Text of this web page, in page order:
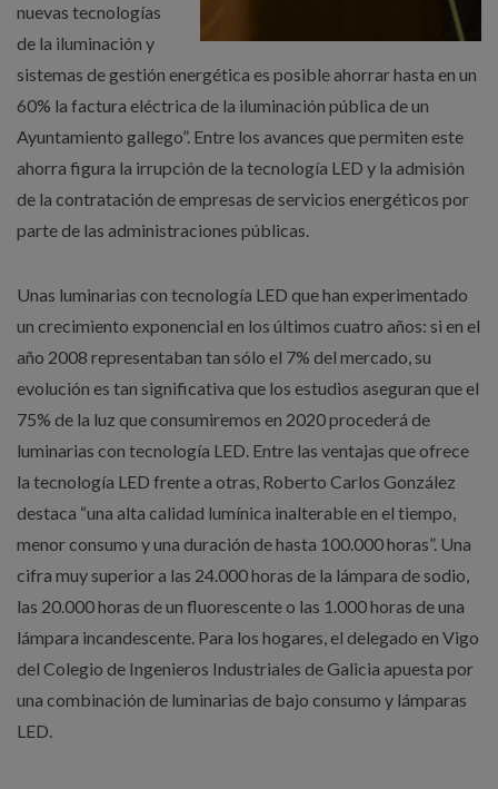
nuevas tecnologías
de la iluminación y
sistemas de gestión energética es posible ahorrar hasta en un
60% la factura eléctrica de la iluminación pública de un
Ayuntamiento gallego”. Entre los avances que permiten este
ahorra figura la irrupción de la tecnología LED y la admisión
de la contratación de empresas de servicios energéticos por
parte de las administraciones públicas.
Unas luminarias con tecnología LED que han experimentado
un crecimiento exponencial en los últimos cuatro años: si en el
año 2008 representaban tan sólo el 7% del mercado, su
evolución es tan significativa que los estudios aseguran que el
75% de la luz que consumiremos en 2020 procederá de
luminarias con tecnología LED. Entre las ventajas que ofrece
la tecnología LED frente a otras, Roberto Carlos González
destaca “una alta calidad lumínica inalterable en el tiempo,
menor consumo y una duración de hasta 100.000 horas”. Una
cifra muy superior a las 24.000 horas de la lámpara de sodio,
las 20.000 horas de un fluorescente o las 1.000 horas de una
lámpara incandescente. Para los hogares, el delegado en Vigo
del Colegio de Ingenieros Industriales de Galicia apuesta por
una combinación de luminarias de bajo consumo y lámparas
LED.